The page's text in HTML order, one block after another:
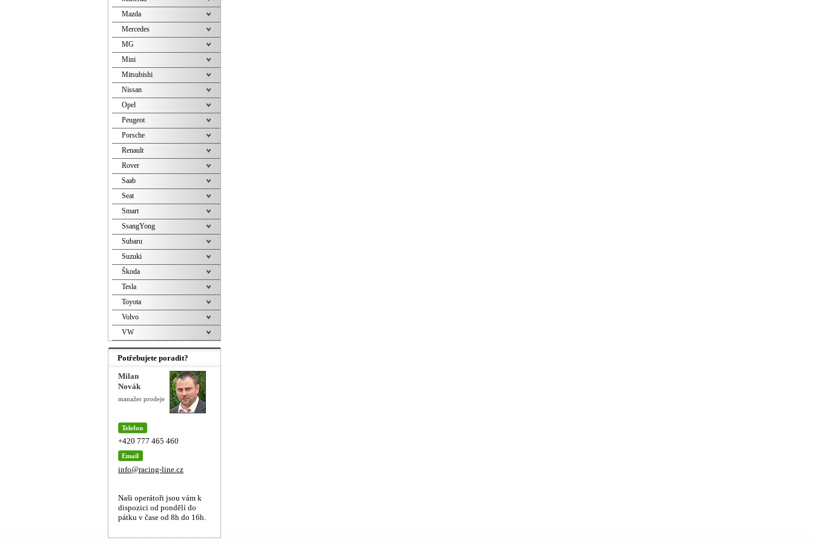
Mazda
Mercedes
MG
Mini
Mitsubishi
Nissan
Opel
Peugeot
Porsche
Renault
Rover
Saab
Seat
Smart
SsangYong
Subaru
Suzuki
Škoda
Tesla
Toyota
Volvo
VW
Potřebujete poradit?
Milan
Novák
manažer prodeje
Telefon
+420 777 465 460
Email
info@racing-line.cz
Naši operátoři jsou vám k
dispozici od pondělí do
pátku v čase od 8h do 16h.